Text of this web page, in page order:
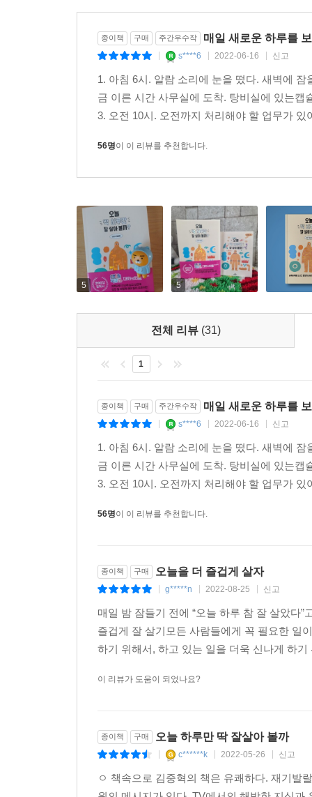
종이책 구매 주간우수작 매일 새로운 하루를
s****6 2022-06-16 신고
1. 아침 6시. 알람 소리에 눈을 떴다. 새벽에
금 이른 시간 사무실에 도착. 탕비실에 있는
3. 오전 10시. 오전까지 처리해야 할 업무가
56명이 이 리뷰를 추천합니다.
5 5
전체 리뷰 (31)
1
종이책 구매 주간우수작 매일 새로운 하루를
s****6 2022-06-16 신고
1. 아침 6시. 알람 소리에 눈을 떴다. 새벽에
금 이른 시간 사무실에 도착. 탕비실에 있는
3. 오전 10시. 오전까지 처리해야 할 업무가
56명이 이 리뷰를 추천합니다.
종이책 구매 오늘을 더 즐겁게 살자
g*****n 2022-08-25 신고
매일 밤 잠들기 전에 “오늘 하루 참 잘 살았다
즐겁게 잘 살기모든 사람들에게 꼭 필요한 일
하기 위해서, 하고 있는 일을 더욱 신나게 하
이 리뷰가 도움이 되었나요?
종이책 구매 오늘 하루만 딱 잘살아 볼까
c******k 2022-05-26 신고
ㅇ 책속으로 김중혁의 책은 유쾌하다. 재기발